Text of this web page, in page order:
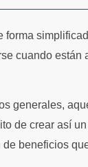
cuando están
generales,
de crear así
beneficios